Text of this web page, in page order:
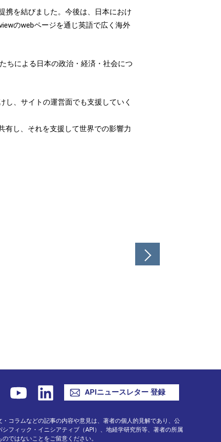
携を結びました。今後は、日本におけ
のwebページを通じ英語で広く海外
ちによる日本の政治・経済・社会につ
し、サイトの運営面でも支援していく
有し、それを支援して世界での影響力
APIニュースレター 登録
コラムなどの記事の内容や意見は、著者の個人的見解であり、公
フィック・イニシアティブ（API）、地経学研究所等、著者の所属
ではないことをご留意ください。